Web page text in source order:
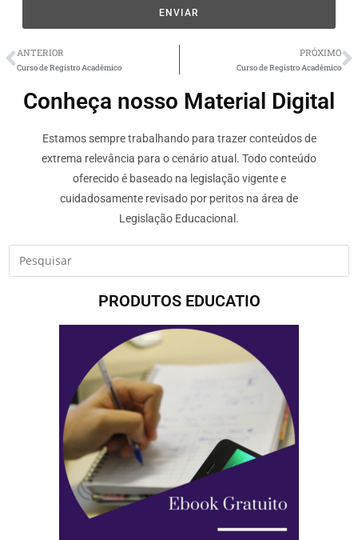
ENVIAR
ANTERIOR
Curso de Registro Acadêmico
PRÓXIMO
Curso de Registro Acadêmico
Conheça nosso Material Digital
Estamos sempre trabalhando para trazer conteúdos de
extrema relevância para o cenário atual. Todo conteúdo
oferecido é baseado na legislação vigente e
cuidadosamente revisado por peritos na área de
Legislação Educacional.
PRODUTOS EDUCATIO